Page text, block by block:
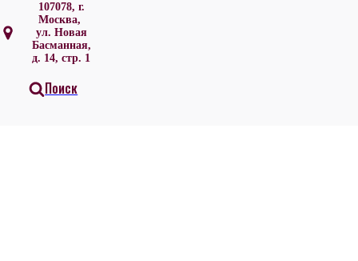
107078, г.
Москва,
ул. Новая
Басманная,
д. 14, стр. 1
Поиск